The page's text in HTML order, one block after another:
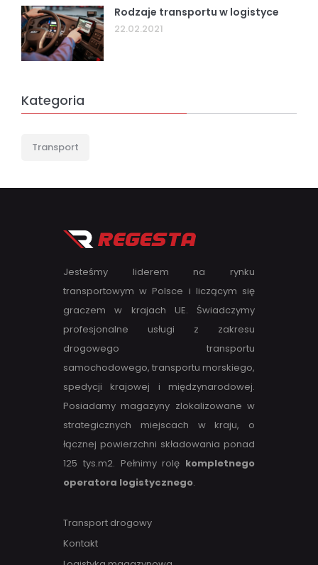
Rodzaje transportu w logistyce
22.02.2021
Kategoria
Transport
Jesteśmy liderem na rynku
transportowym w Polsce i liczącym się
graczem w krajach UE. Świadczymy
profesjonalne usługi z zakresu
drogowego transportu
samochodowego, transportu morskiego,
spedycji krajowej i międzynarodowej.
Posiadamy magazyny zlokalizowane w
strategicznych miejscach w kraju, o
łącznej powierzchni składowania ponad
125 tys.m2. Pełnimy rolę kompletnego
operatora logistycznego.
Transport drogowy
Kontakt